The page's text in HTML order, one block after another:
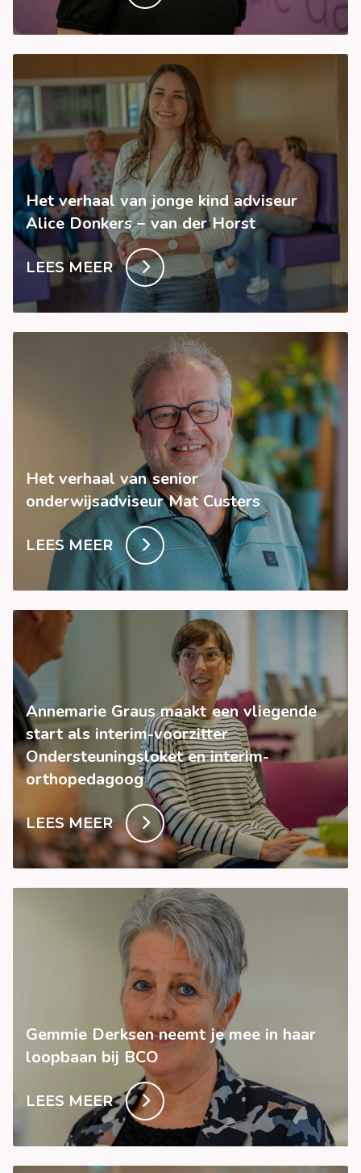
Het verhaal van jonge kind adviseur
Alice Donkers – van der Horst
LEES MEER
Het verhaal van senior
onderwijsadviseur Mat Custers
LEES MEER
Annemarie Graus maakt een vliegende
start als interim-voorzitter
Ondersteuningsloket en interim-
orthopedagoog
LEES MEER
Gemmie Derksen neemt je mee in haar
loopbaan bij BCO
LEES MEER